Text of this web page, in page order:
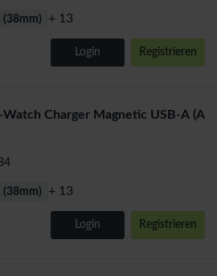
(38mm) + 13
Login Registrieren
Watch Charger Magnetic USB-A (A
(38mm) + 13
Login Registrieren